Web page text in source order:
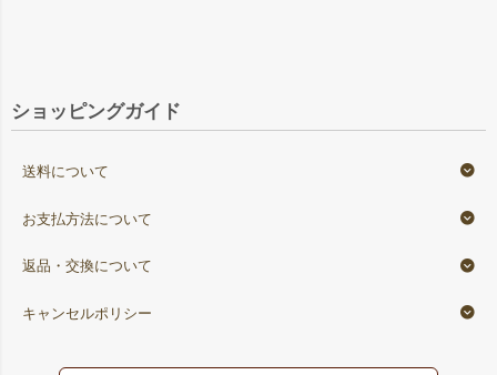
ショッピングガイド
送料について
お支払方法について
返品・交換について
キャンセルポリシー